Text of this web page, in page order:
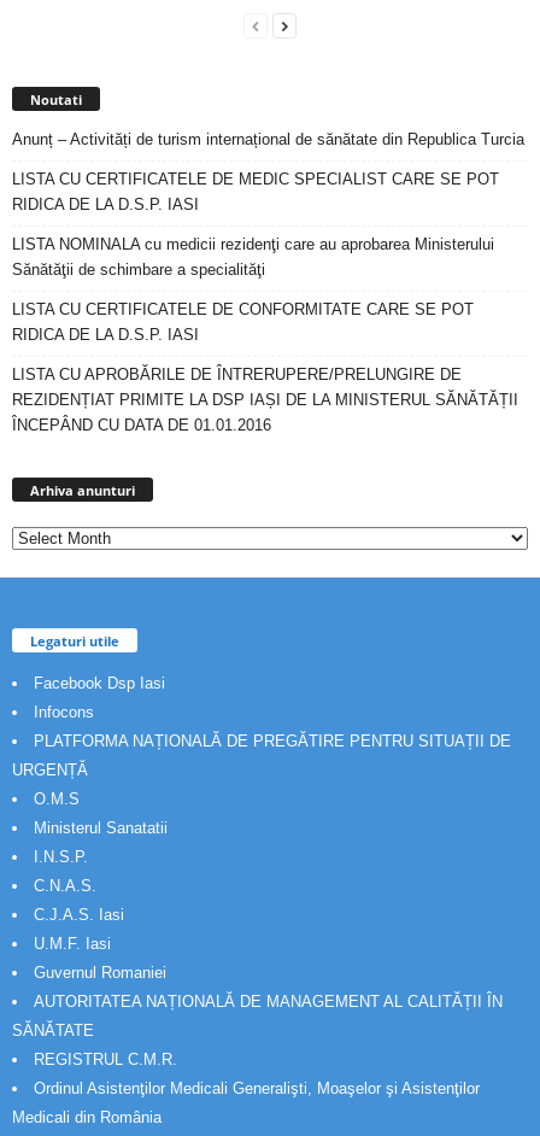
Noutati
Anunț – Activități de turism internațional de sănătate din Republica Turcia
LISTA CU CERTIFICATELE DE MEDIC SPECIALIST CARE SE POT
RIDICA DE LA D.S.P. IASI
LISTA NOMINALA cu medicii rezidenţi care au aprobarea Ministerului
Sănătăţii de schimbare a specialităţi
LISTA CU CERTIFICATELE DE CONFORMITATE CARE SE POT
RIDICA DE LA D.S.P. IASI
LISTA CU APROBĂRILE DE ÎNTRERUPERE/PRELUNGIRE DE
REZIDENȚIAT PRIMITE LA DSP IAȘI DE LA MINISTERUL SĂNĂTĂȚII
ÎNCEPÂND CU DATA DE 01.01.2016
Arhiva anunturi
Legaturi utile
Facebook Dsp Iasi
Infocons
PLATFORMA NAȚIONALĂ DE PREGĂTIRE PENTRU SITUAȚII DE
URGENȚĂ
O.M.S
Ministerul Sanatatii
I.N.S.P.
C.N.A.S.
C.J.A.S. Iasi
U.M.F. Iasi
Guvernul Romaniei
AUTORITATEA NAȚIONALĂ DE MANAGEMENT AL CALITĂȚII ÎN
SĂNĂTATE
REGISTRUL C.M.R.
Ordinul Asistenţilor Medicali Generalişti, Moaşelor şi Asistenţilor
Medicali din România